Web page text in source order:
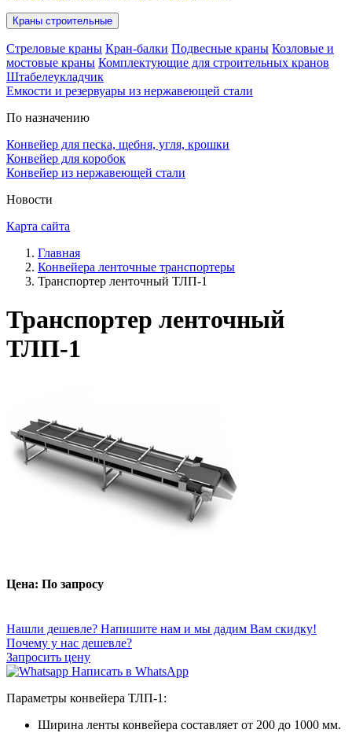
Краны строительные
Стреловые краны Кран-балки Подвесные краны Козловые и
мостовые краны Комплектующие для строительных кранов
Штабелеукладчик
Емкости и резервуары из нержавеющей стали
По назначению
Конвейер для песка, щебня, угля, крошки
Конвейер для коробок
Конвейер из нержавеющей стали
Новости
Карта сайта
Главная
Конвейера ленточные транспортеры
Транспортер ленточный ТЛП-1
Транспортер ленточный
ТЛП-1
Цена: По запросу
Нашли дешевле? Напишите нам и мы дадим Вам скидку!
Почему у нас дешевле?
Запросить цену
Написать в WhatsApp
Параметры конвейера ТЛП-1:
Ширина ленты конвейера составляет от 200 до 1000 мм.